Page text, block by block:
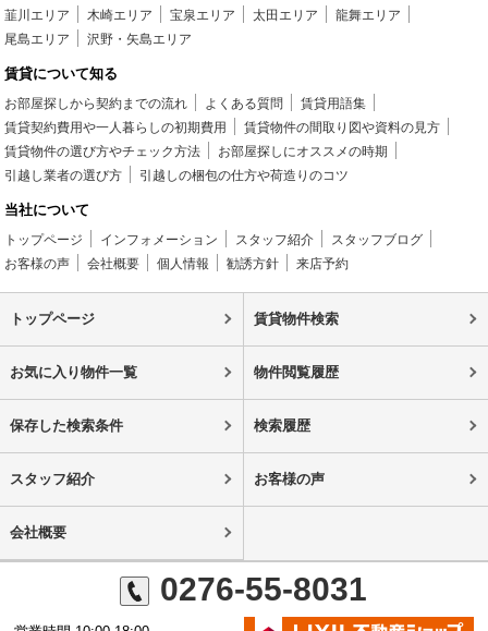
韮川エリア
木崎エリア 宝泉エリア 太田エリア
龍舞エリア
尾島エリア
沢野・矢島エリア
賃貸について知る
お部屋探しから契約までの流れ よくある質問
賃貸用語集
賃貸契約費用や一人暮らしの初期費用
賃貸物件の間取り図や資料の見方
賃貸物件の選び方やチェック方法
お部屋探しにオススメの時期
引越し業者の選び方
引越しの梱包の仕方や荷造りのコツ
当社について
トップページ インフォメーション スタッフ紹介
スタッフブログ
お客様の声
会社概要 個人情報 勧誘方針 来店予約
トップページ 賃貸物件検索
お気に入り物件一覧 物件閲覧履歴
保存した検索条件 検索履歴
スタッフ紹介 お客様の声
会社概要
0276-55-8031